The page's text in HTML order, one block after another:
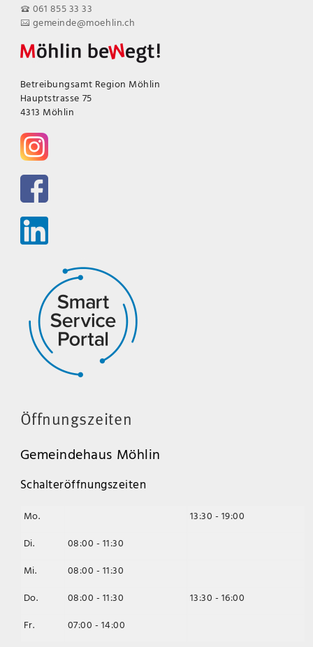
061 855 33 33
gemeinde@moehlin.ch
Betreibungsamt Region Möhlin
Hauptstrasse 75
4313 Möhlin
Öffnungszeiten
Gemeindehaus Möhlin
Schalteröffnungszeiten
Mo.
13:30 - 19:00
Di.
08:00 - 11:30
Mi.
08:00 - 11:30
Do.
08:00 - 11:30
13:30 - 16:00
Fr.
07:00 - 14:00